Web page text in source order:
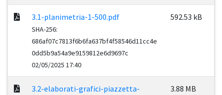
3.1-planimetria-1-500.pdf
SHA-256:
686af07c7813f6b6fa637bf4f58546d11cc4e
0dd5b9a54a9e9159812e6d9697c
02/05/2025 17:40
592.53 kB
3.2-elaborati-grafici-piazzetta-
3.88 MB